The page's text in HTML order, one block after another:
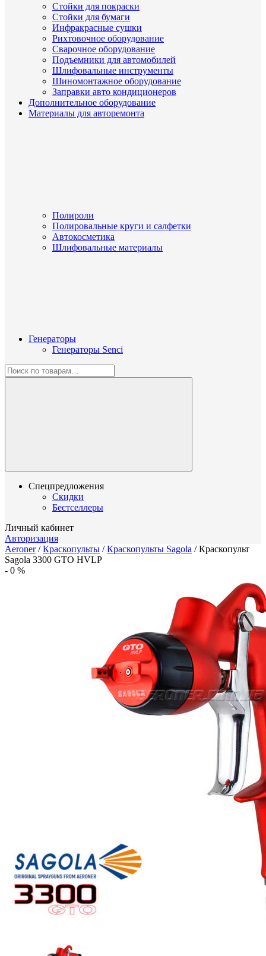
Стойки для покраски
Стойки для бумаги
Инфракрасные сушки
Рихтовочное оборудование
Сварочное оборудование
Подъемники для автомобилей
Шлифовальные инструменты
Шиномонтажное оборудование
Заправки авто кондиционеров
Дополнительное оборудование
Материалы для авторемонта
Полироли
Полировальные круги и салфетки
Автокосметика
Шлифовальные материалы
Генераторы
Генераторы Senci
Спецпредложения
Скидки
Бестселлеры
Личный кабинет
Авторизация
Aeroner/Краскопульты /Краскопульты Sagola /Краскопульт
Sagola 3300 GTO HVLP
- 0 %